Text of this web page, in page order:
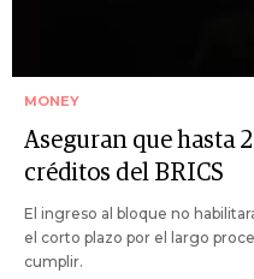
MONEY
Aseguran que hasta
créditos del BRICS
El ingreso al bloque no
el corto plazo por el largo
cumplir.